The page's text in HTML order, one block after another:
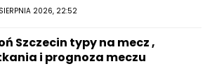
2026, 22:52
Szczecin typy na mecz ,
i prognoza meczu